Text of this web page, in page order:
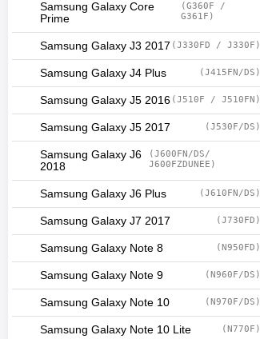
Samsung Galaxy Core
Prime
(G360F /
G361F)
Samsung Galaxy J3 2017 (J330FD / J330F)
Samsung Galaxy J4 Plus (J415FN/DS)
Samsung Galaxy J5 2016 (J510F / J510FN)
Samsung Galaxy J5 2017 (J530F/DS)
Samsung Galaxy J6
2018
(J600FN/DS/
J600FZDUNEE)
Samsung Galaxy J6 Plus (J610FN/DS)
Samsung Galaxy J7 2017 (J730FD)
Samsung Galaxy Note 8 (N950FD)
Samsung Galaxy Note 9 (N960F/DS)
Samsung Galaxy Note 10 (N970F/DS)
Samsung Galaxy Note 10 Lite (N770F)